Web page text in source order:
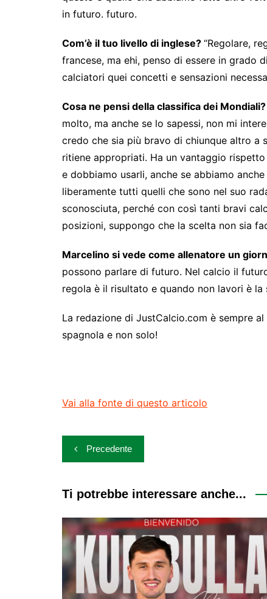
in futuro. futuro.
Com’è il tuo livello di inglese? “Regolare,
francese, ma ehi, penso di essere in grado
calciatori quei concetti e sensazioni
Cosa ne pensi della classifica dei Mondiali?
molto, ma anche se lo sapessi, non mi
credo che sia più bravo di chiunque altro a
ritiene appropriati. Ha un vantaggio
e dobbiamo usarli, anche se abbiamo
liberamente tutti quelli che sono nel suo
sconosciuta, perché con così tanti bravi
posizioni, suppongo che la scelta non sia
Marcelino si vede come allenatore un
possono parlare di futuro. Nel calcio il
regola è il risultato e quando non lavori è la
La redazione di JustCalcio.com è sempre
spagnola e non solo!
Vai alla fonte di questo articolo
Navigazione
articoli
Precedente
Ti potrebbe interessare anche...